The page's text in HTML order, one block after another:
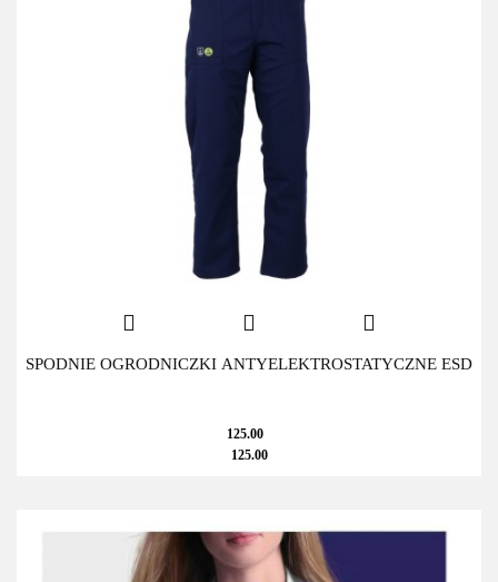
SPODNIE OGRODNICZKI ANTYELEKTROSTATYCZNE ESD
125.00
125.00